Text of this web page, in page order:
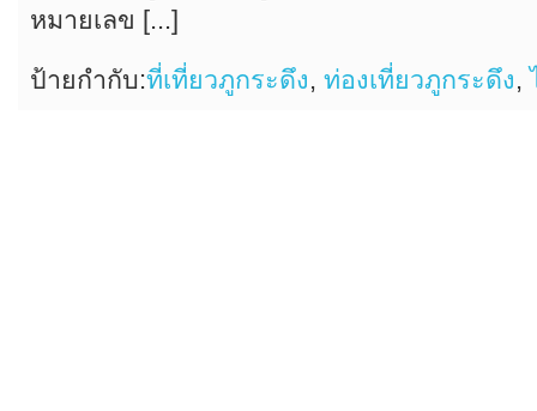
หมายเลข [...]
ป้ายกำกับ:ที่เที่ยวภูกระดึง, ท่องเที่ยวภูกระดึง,